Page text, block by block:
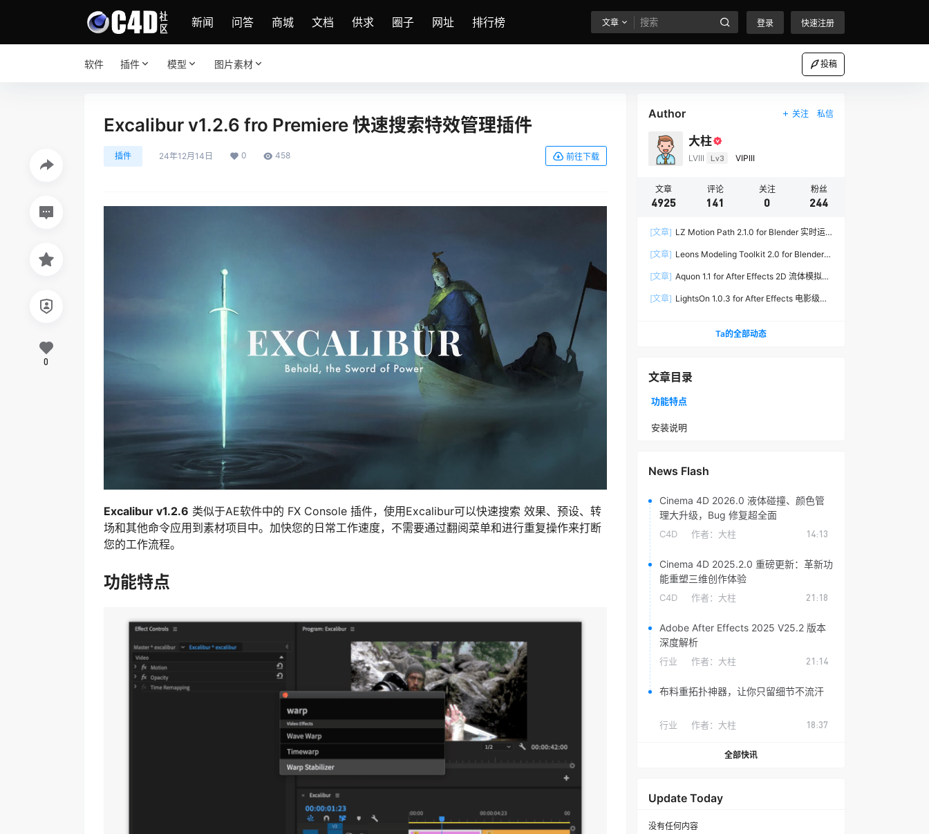
新闻 问答 商城 文档 供求 圈子 网址 排行榜 文章 登录 快速注册
软件 插件 模型 图片素材 投稿
Excalibur v1.2.6 fro Premiere 快速搜索特效管理插件
插件 24年12月14日 0 458 前往下载
Excalibur v1.2.6 类似于AE软件中的 FX Console 插件，使用Excalibur可以快速搜索 效果、预设、转
场和其他命令应用到素材项目中。加快您的日常工作速度，不需要通过翻阅菜单和进行重复操作来打断
您的工作流程。
功能特点
0
Author 关注 私信
大柱
LVIII Lv3 VIPIII
文章
4925
评论
141
关注
0
粉丝
244
[文章] LZ Motion Path 2.1.0 for Blender 实时运
[文章] Leons Modeling Toolkit 2.0 for Blender
[文章] Aquon 1.1 for After Effects 2D 流体模拟插
[文章] LightsOn 1.0.3 for After Effects 电影级镜
Ta的全部动态
文章目录
功能特点
安装说明
News Flash
Cinema 4D 2026.0 液体碰撞、颜色管
理大升级，Bug 修复超全面
C4D 作者： 大柱 14:13
Cinema 4D 2025.2.0 重磅更新：革新功
能重塑三维创作体验
C4D 作者： 大柱 21:18
Adobe After Effects 2025 V25.2 版本
深度解析
行业 作者： 大柱 21:14
布料重拓扑神器，让你只留细节不流汗
行业 作者： 大柱 18:37
全部快讯
Update Today
没有任何内容